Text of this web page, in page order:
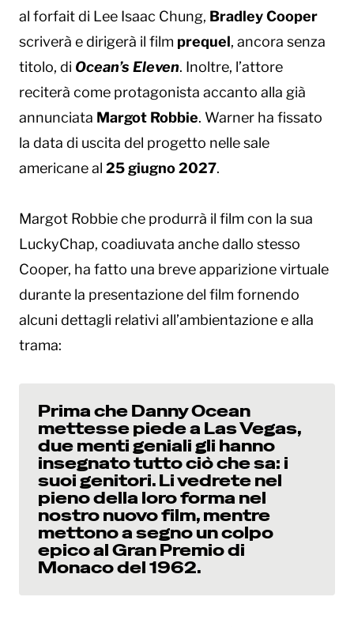
al forfait di Lee Isaac Chung, Bradley Cooper
scriverà e dirigerà il film prequel, ancora senza
titolo, di Ocean’s Eleven. Inoltre, l’attore
reciterà come protagonista accanto alla già
annunciata Margot Robbie. Warner ha fissato
la data di uscita del progetto nelle sale
americane al 25 giugno 2027.
Margot Robbie che produrrà il film con la sua
LuckyChap, coadiuvata anche dallo stesso
Cooper, ha fatto una breve apparizione virtuale
durante la presentazione del film fornendo
alcuni dettagli relativi all’ambientazione e alla
trama:
Prima che Danny Ocean
mettesse piede a Las Vegas,
due menti geniali gli hanno
insegnato tutto ciò che sa: i
suoi genitori. Li vedrete nel
pieno della loro forma nel
nostro nuovo film, mentre
mettono a segno un colpo
epico al Gran Premio di
Monaco del 1962.